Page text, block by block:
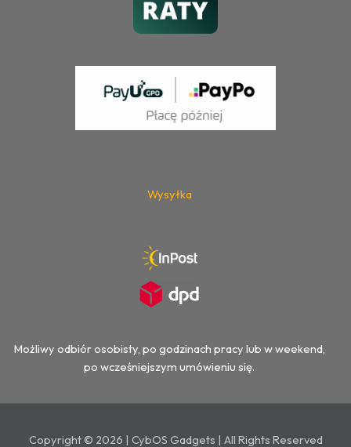
Wysyłka
Możliwy odbiór osobisty, po godzinach pracy lub w weekend,
po wcześniejszym umówieniu się.
Copyright © 2026 | CybOS Gadgets | All Rights Reserved